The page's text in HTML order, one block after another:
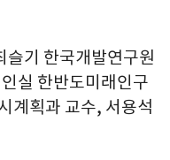
슬기 한국개발연구원
실 한반도미래인구
계획과 교수, 서용석